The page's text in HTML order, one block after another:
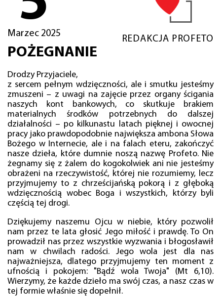
Marzec 2025
REDAKCJA PROFETO
POŻEGNANIE
Drodzy Przyjaciele,
z sercem pełnym wdzięczności, ale i smutku jesteśmy
zmuszeni – z uwagi na zajęcie przez organy ścigania
naszych kont bankowych, co skutkuje brakiem
materialnych środków potrzebnych do dalszej
działalności – po kilkunastu latach pięknej i owocnej
pracy jako prawdopodobnie największa ambona Słowa
Bożego w Internecie, ale i na falach eteru, zakończyć
nasze dzieła, które dumnie noszą nazwę Profeto. Nie
żegnamy się z żalem do kogokolwiek ani nie jesteśmy
obrażeni na rzeczywistość, której nie rozumiemy, lecz
przyjmujemy to z chrześcijańską pokorą i z głęboką
wdzięcznością wobec Boga i wszystkich, którzy byli
częścią tej drogi.
Dziękujemy naszemu Ojcu w niebie, który pozwolił
nam przez te lata głosić Jego miłość i prawdę. To On
prowadził nas przez wszystkie wyzwania i błogosławił
nam w chwilach radości. Jego wola jest dla nas
najważniejsza, dlatego przyjmujemy ten moment z
ufnością i pokojem: "Bądź wola Twoja" (Mt 6,10).
Wierzymy, że każde dzieło ma swój czas, a nasz czas w
tej formie właśnie się dopełnił.